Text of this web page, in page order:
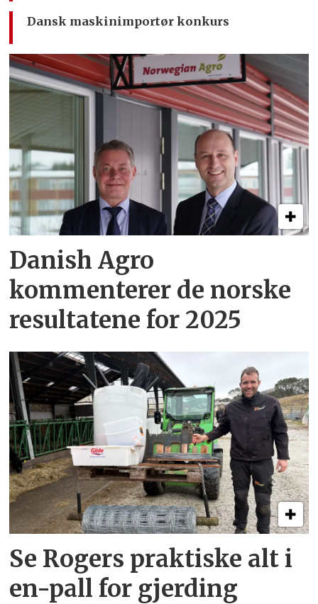
Dansk maskinimportør konkurs
Danish Agro
kommenterer de norske
resultatene for 2025
Se Rogers praktiske alt i
en-pall for gjerding